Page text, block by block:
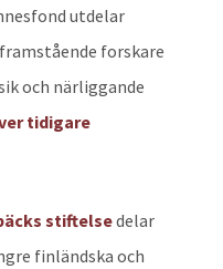
utdelar
forskare
och närliggande
tidigare
stiftelsedelar
finländska och